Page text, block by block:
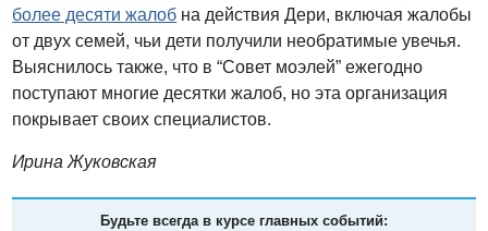
более десяти жалоб на действия Дери, включая жалобы
от двух семей, чьи дети получили необратимые увечья.
Выяснилось также, что в “Совет моэлей” ежегодно
поступают многие десятки жалоб, но эта организация
покрывает своих специалистов.
Ирина Жуковская
Будьте всегда в курсе главных событий: